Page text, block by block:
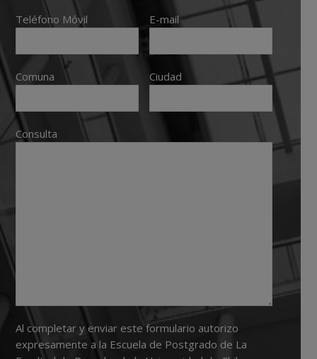
Teléfono Móvil E-mail
Comuna Ciudad
Consulta
Al completar y enviar este formulario autorizo
expresamente a la Escuela de Postgrado de La